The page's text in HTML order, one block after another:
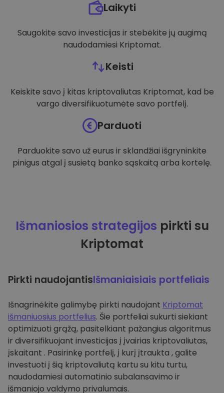
Laikyti
Saugokite savo investicijas ir stebėkite jų augimą
naudodamiesi Kriptomat.
Keisti
Keiskite savo į kitas kriptovaliutas Kriptomat, kad be
vargo diversifikuotumėte savo portfelį.
Parduoti
Parduokite savo už eurus ir sklandžiai išgryninkite
pinigus atgal į susietą banko sąskaitą arba kortelę.
Išmaniosios strategijos pirkti su
Kriptomat
Pirkti naudojantisIšmaniaisiais portfeliais
Išnagrinėkite galimybę pirkti naudojant Kriptomat
išmaniuosius portfelius. Šie portfeliai sukurti siekiant
optimizuoti grąžą, pasitelkiant pažangius algoritmus
ir diversifikuojant investicijas į įvairias kriptovaliutas,
įskaitant . Pasirinkę portfelį, į kurį įtraukta , galite
investuoti į šią kriptovaliutą kartu su kitu turtu,
naudodamiesi automatinio subalansavimo ir
išmaniojo valdymo privalumais.